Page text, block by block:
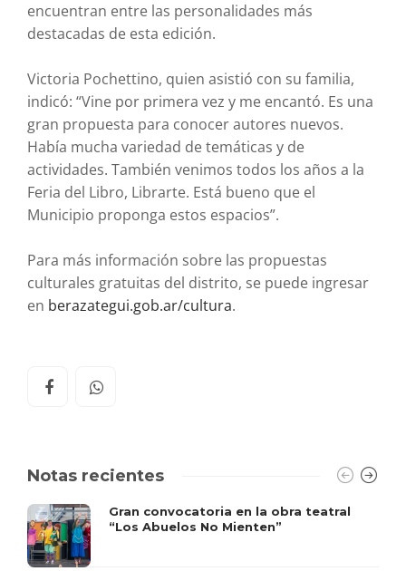
encuentran entre las personalidades más
destacadas de esta edición.
Victoria Pochettino, quien asistió con su familia,
indicó: “Vine por primera vez y me encantó. Es una
gran propuesta para conocer autores nuevos.
Había mucha variedad de temáticas y de
actividades. También venimos todos los años a la
Feria del Libro, Librarte. Está bueno que el
Municipio proponga estos espacios”.
Para más información sobre las propuestas
culturales gratuitas del distrito, se puede ingresar
en berazategui.gob.ar/cultura.
Notas recientes
Gran convocatoria en la obra teatral
“Los Abuelos No Mienten”